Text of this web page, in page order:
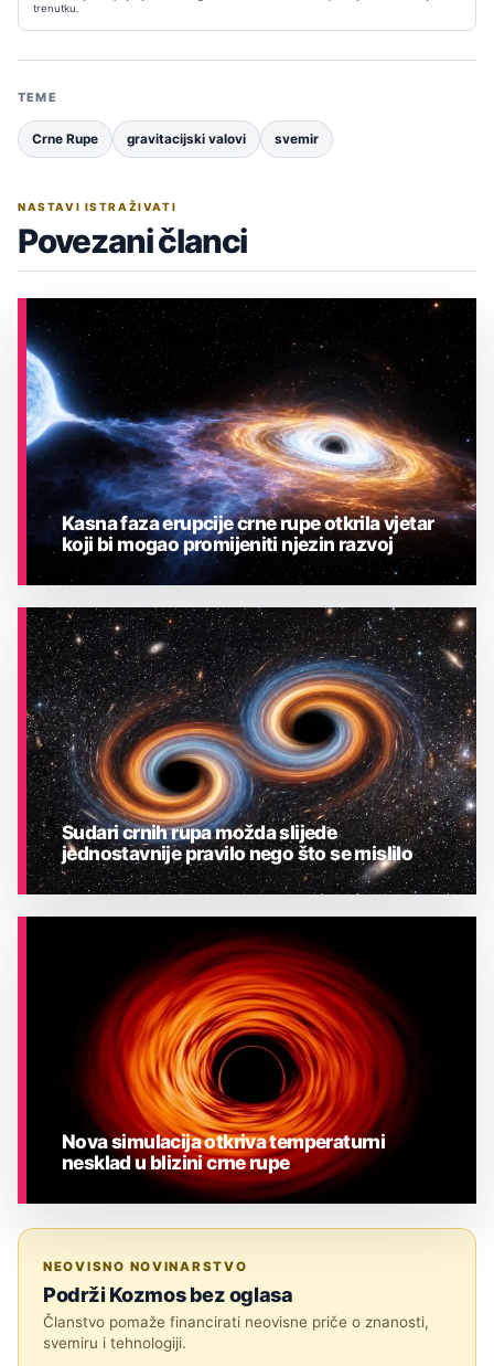
trenutku.
TEME
Crne Rupe gravitacijski valovi svemir
NASTAVI ISTRAŽIVATI
Povezani članci
ASTRONOMIJA
Kasna faza erupcije crne rupe otkrila vjetar
koji bi mogao promijeniti njezin razvoj
Sudari crnih rupa možda slijede
jednostavnije pravilo nego što se mislilo
Nova simulacija otkriva temperaturni
nesklad u blizini crne rupe
NEOVISNO NOVINARSTVO
Podrži Kozmos bez oglasa
Članstvo pomaže financirati neovisne priče o znanosti,
svemiru i tehnologiji.